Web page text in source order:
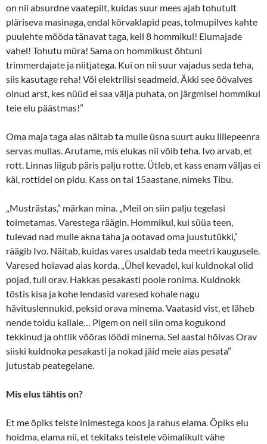
on nii absurdne vaatepilt, kuidas suur mees ajab tohutult
pläriseva masinaga, endal kõrvaklapid peas, tolmupilves kahte
puulehte mööda tänavat taga, kell 8 hommikul! Elumajade
vahel! Tohutu müra! Sama on hommikust õhtuni
trimmerdajate ja niitjatega. Kui on nii suur vajadus seda teha,
siis kasutage reha! Või elektrilisi seadmeid. Äkki see öövalves
olnud arst, kes nüüd ei saa välja puhata, on järgmisel hommikul
teie elu päästmas!”
Oma maja taga aias näitab ta mulle üsna suurt auku lillepeenra
servas mullas. Arutame, mis elukas nii võib teha. Ivo arvab, et
rott. Linnas liigub päris palju rotte. Ütleb, et kass enam väljas ei
käi, rottidel on pidu. Kass on tal 15aastane, nimeks Tibu.
„Musträstas,” märkan mina. „Meil on siin palju tegelasi
toimetamas. Varestega räägin. Hommikul, kui süüa teen,
tulevad nad mulle akna taha ja ootavad oma juustutükki,”
räägib Ivo. Näitab, kuidas vares usaldab teda meetri kaugusele.
Varesed hoiavad aias korda. „Ühel kevadel, kui kuldnokal olid
pojad, tuli orav. Hakkas pesakasti poole ronima. Kuldnokk
tõstis kisa ja kohe lendasid varesed kohale nagu
hävituslennukid, peksid orava minema. Vaatasid vist, et läheb
nende toidu kallale… Pigem on neil siin oma kogukond
tekkinud ja ohtlik võõras löödi minema. Sel aastal hõivas Orav
siiski kuldnoka pesakasti ja nokad jäid meie aias pesata”
jutustab peategelane.
Mis elus tähtis on?
Et me õpiks teiste inimestega koos ja rahus elama. Õpiks elu
hoidma, elama nii, et tekitaks teistele võimalikult vähe